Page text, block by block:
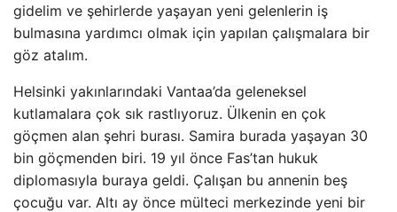
gidelim ve şehirlerde yaşayan yeni gelenlerin iş
bulmasına yardımcı olmak için yapılan çalışmalara bir
göz atalım.
Helsinki yakınlarındaki Vantaa’da geleneksel
kutlamalara çok sık rastlıyoruz. Ülkenin en çok
göçmen alan şehri burası. Samira burada yaşayan 30
bin göçmenden biri. 19 yıl önce Fas’tan hukuk
diplomasıyla buraya geldi. Çalışan bu annenin beş
çocuğu var. Altı ay önce mülteci merkezinde yeni bir